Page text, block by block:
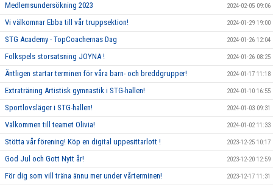
Medlemsundersökning 2023 2024-02-05 09:06
Vi välkomnar Ebba till vår truppsektion! 2024-01-29 19:00
STG Academy - TopCoachernas Dag 2024-01-26 12:04
Folkspels storsatsning JOYNA ! 2024-01-26 08:25
Äntligen startar terminen för våra barn- och breddgrupper! 2024-01-17 11:18
Extraträning Artistisk gymnastik i STG-hallen! 2024-01-10 16:55
Sportlovsläger i STG-hallen! 2024-01-03 09:31
Välkommen till teamet Olivia! 2024-01-02 11:33
Stötta vår förening! Köp en digital uppesittarlott ! 2023-12-25 10:17
God Jul och Gott Nytt år! 2023-12-20 12:59
För dig som vill träna ännu mer under vårterminen! 2023-12-17 11:31